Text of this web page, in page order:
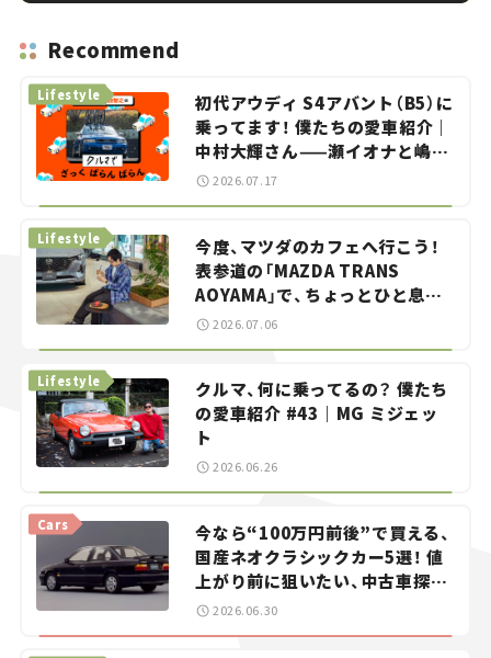
Recommend
初代アウディ S4アバント（B5）に
乗ってます！ 僕たちの愛車紹介｜
中村大輝さん——瀬イオナと嶋田
智之の「クルマでざっくばらんば
らん！」＃20
Lifestyle
2026.07.17
今度、マツダのカフェへ行こう！
表参道の「MAZDA TRANS
AOYAMA」で、ちょっとひと息。
——連載｜CCGとクルマでどうす
Lifestyle
2026.07.06
クルマ、何に乗ってるの？ 僕たち
の愛車紹介 #43｜MG ミジェッ
ト
Lifestyle
2026.06.26
今なら“100万円前後”で買える、
国産ネオクラシックカー5選！ 値
上がり前に狙いたい、中古車探し
をお手伝い――ちょっとイケてるマ
Cars
2026.06.30